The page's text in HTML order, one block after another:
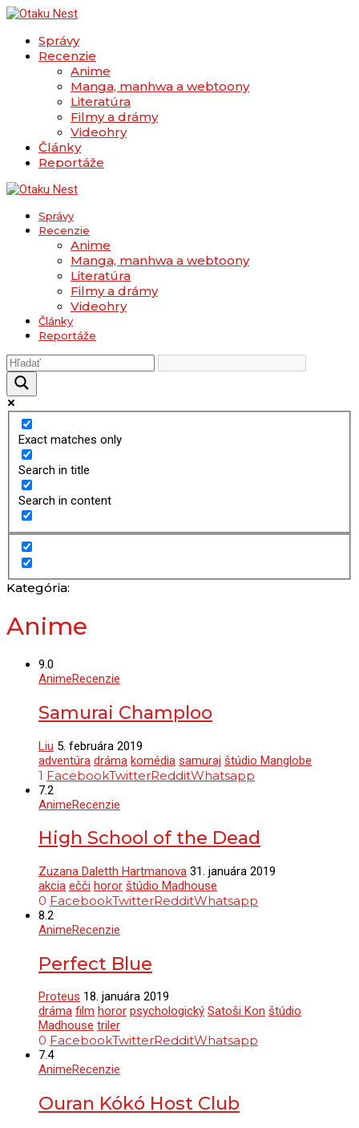
Správy
Recenzie
Anime
Manga, manhwa a webtoony
Literatúra
Filmy a drámy
Videohry
Články
Reportáže
Správy
Recenzie
Anime
Manga, manhwa a webtoony
Literatúra
Filmy a drámy
Videohry
Články
Reportáže
Exact matches only
Search in title
Search in content
Kategória:
Anime
9.0
AnimeRecenzie
Samurai Champloo
Liu 5. februára 2019
adventúra dráma komédia samuraj štúdio Manglobe
1 FacebookTwitterRedditWhatsapp
7.2
AnimeRecenzie
High School of the Dead
Zuzana Daletth Hartmanova 31. januára 2019
akcia ečči horor štúdio Madhouse
0 FacebookTwitterRedditWhatsapp
8.2
AnimeRecenzie
Perfect Blue
Proteus 18. januára 2019
dráma film horor psychologický Satoši Kon štúdio
Madhouse triler
0 FacebookTwitterRedditWhatsapp
7.4
AnimeRecenzie
Ouran Kókó Host Club